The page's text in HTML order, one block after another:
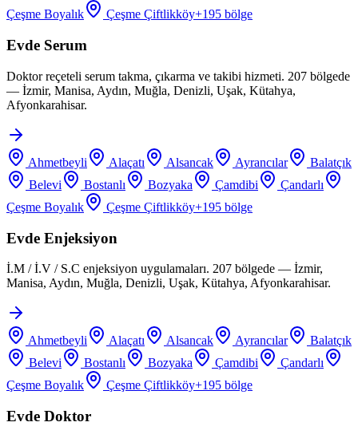
Çeşme Boyalık
Çeşme Çiftlikköy+195 bölge
Evde Serum
Doktor reçeteli serum takma, çıkarma ve takibi hizmeti. 207 bölgede
— İzmir, Manisa, Aydın, Muğla, Denizli, Uşak, Kütahya,
Afyonkarahisar.
Ahmetbeyli Alaçatı Alsancak Ayrancılar
Balatçık
Belevi
Bostanlı Bozyaka Çamdibi
Çandarlı
Çeşme Boyalık
Çeşme Çiftlikköy+195 bölge
Evde Enjeksiyon
İ.M / İ.V / S.C enjeksiyon uygulamaları. 207 bölgede — İzmir,
Manisa, Aydın, Muğla, Denizli, Uşak, Kütahya, Afyonkarahisar.
Ahmetbeyli Alaçatı Alsancak Ayrancılar
Balatçık
Belevi
Bostanlı Bozyaka Çamdibi
Çandarlı
Çeşme Boyalık
Çeşme Çiftlikköy+195 bölge
Evde Doktor